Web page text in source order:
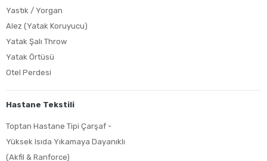
Yastık / Yorgan
Alez (Yatak Koruyucu)
Yatak Şalı Throw
Yatak Örtüsü
Otel Perdesi
Hastane Tekstili
Toptan Hastane Tipi Çarşaf -
Yüksek Isıda Yıkamaya Dayanıklı
(Akfil & Ranforce)